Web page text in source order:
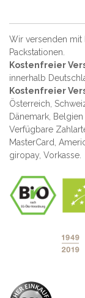
Wir versenden mit
Packstationen.
Kostenfreier
innerhalb
Kostenfreier
Österreich,
Dänemark, Belgien
Verfügbare
MasterCard,
giropay, Vorkasse.